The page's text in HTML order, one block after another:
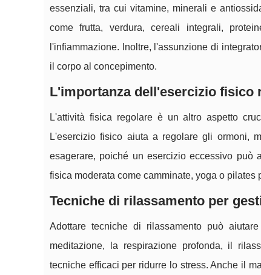
essenziali, tra cui vitamine, minerali e
come frutta, verdura, cereali integrali,
l'infiammazione. Inoltre, l'assunzione di
il corpo al concepimento.
L'importanza dell'esercizio fisico
L'attività fisica regolare è un altro aspetto
L'esercizio fisico aiuta a regolare gli ormoni,
esagerare, poiché un esercizio eccessivo può
fisica moderata come camminate, yoga o pilates
Tecniche di rilassamento per
Adottare tecniche di rilassamento può
meditazione, la respirazione profonda, il
tecniche efficaci per ridurre lo stress. Anche il